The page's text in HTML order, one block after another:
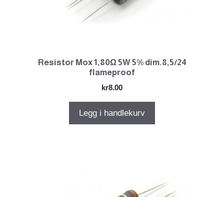
Resistor Mox 1,80Ω 5W 5% dim.8,5/24
flameproof
kr8.00
Legg i handlekurv